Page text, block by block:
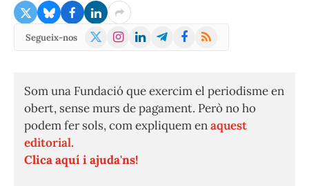
Segueix-nos
X
Instagram
LinkedInTelegramFacebook
RSS
Som una Fundació que exercim el periodisme en
obert, sense murs de pagament. Però no ho
podem fer sols, com expliquem enaquest
editorial.
Clica aquí i ajuda'ns!